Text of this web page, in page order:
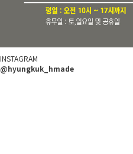
INSTAGRAM
@hyungkuk_hmade